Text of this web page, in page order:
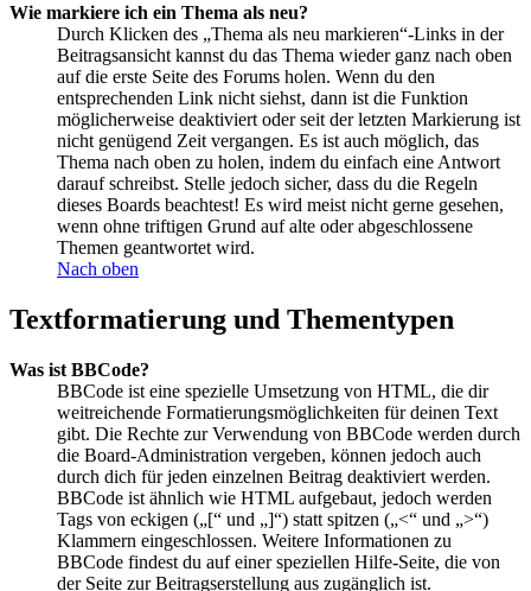
Wie markiere ich ein Thema als neu?
Durch Klicken des „Thema als neu markieren“-Links in der
Beitragsansicht kannst du das Thema wieder ganz nach oben
auf die erste Seite des Forums holen. Wenn du den
entsprechenden Link nicht siehst, dann ist die Funktion
möglicherweise deaktiviert oder seit der letzten Markierung ist
nicht genügend Zeit vergangen. Es ist auch möglich, das
Thema nach oben zu holen, indem du einfach eine Antwort
darauf schreibst. Stelle jedoch sicher, dass du die Regeln
dieses Boards beachtest! Es wird meist nicht gerne gesehen,
wenn ohne triftigen Grund auf alte oder abgeschlossene
Themen geantwortet wird.
Nach oben
Textformatierung und Thementypen
Was ist BBCode?
BBCode ist eine spezielle Umsetzung von HTML, die dir
weitreichende Formatierungsmöglichkeiten für deinen Text
gibt. Die Rechte zur Verwendung von BBCode werden durch
die Board-Administration vergeben, können jedoch auch
durch dich für jeden einzelnen Beitrag deaktiviert werden.
BBCode ist ähnlich wie HTML aufgebaut, jedoch werden
Tags von eckigen („[“ und „]“) statt spitzen („<“ und „>“)
Klammern eingeschlossen. Weitere Informationen zu
BBCode findest du auf einer speziellen Hilfe-Seite, die von
der Seite zur Beitragserstellung aus zugänglich ist.